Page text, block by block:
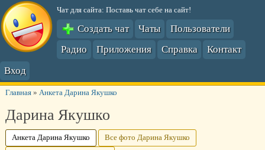
Чат для сайта: Поставь чат себе на сайт!
Создать чат Чаты
Пользователи
Радио
Приложения Справка
Контакт
Вход
Главная» Анкета Дарина Якушко
Дарина Якушко
Анкета Дарина Якушко Все фото Дарина Якушко